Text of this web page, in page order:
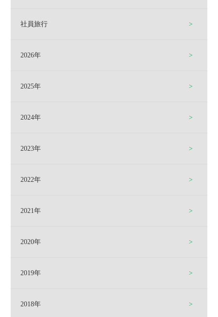
社員旅行
2026年
2025年
2024年
2023年
2022年
2021年
2020年
2019年
2018年